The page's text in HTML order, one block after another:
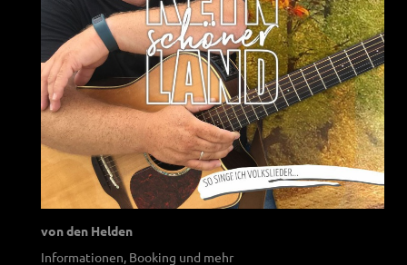
von den Helden
Informationen, Booking und mehr